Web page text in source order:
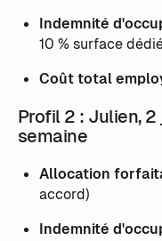
Indemnité
10 % surface
Coût total
Profil 2 : Julien,
semaine
Allocation
accord)
Indemnité